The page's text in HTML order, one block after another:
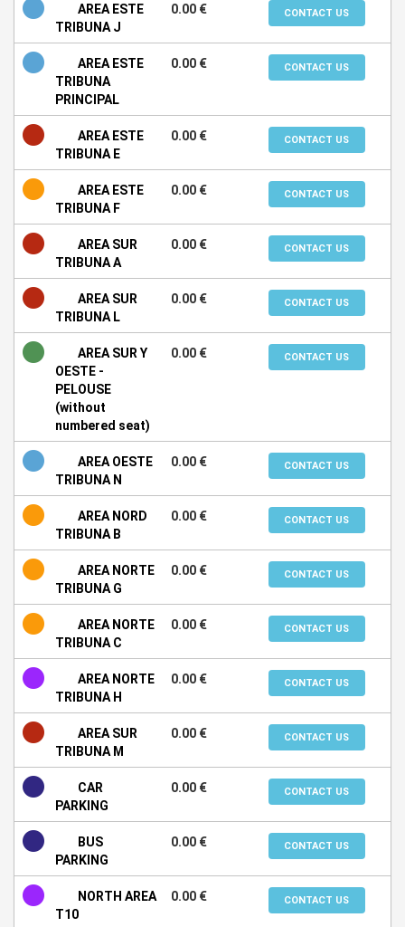
AREA ESTE
TRIBUNA J
0.00 € CONTACT US
AREA ESTE
TRIBUNA
PRINCIPAL
0.00 € CONTACT US
AREA ESTE
TRIBUNA E
0.00 € CONTACT US
AREA ESTE
TRIBUNA F
0.00 € CONTACT US
AREA SUR
TRIBUNA A
0.00 € CONTACT US
AREA SUR
TRIBUNA L
0.00 € CONTACT US
AREA SUR Y
OESTE -
PELOUSE
(without
numbered seat)
0.00 € CONTACT US
AREA OESTE
TRIBUNA N
0.00 € CONTACT US
AREA NORD
TRIBUNA B
0.00 € CONTACT US
AREA NORTE
TRIBUNA G
0.00 € CONTACT US
AREA NORTE
TRIBUNA C
0.00 € CONTACT US
AREA NORTE
TRIBUNA H
0.00 € CONTACT US
AREA SUR
TRIBUNA M
0.00 € CONTACT US
CAR
PARKING
0.00 € CONTACT US
BUS
PARKING
0.00 € CONTACT US
NORTH AREA
T10
0.00 € CONTACT US